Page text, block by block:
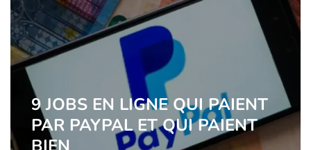
9 JOBS EN LIGNE QUI PAIENT
PAR PAYPAL ET QUI PAIENT
BIEN